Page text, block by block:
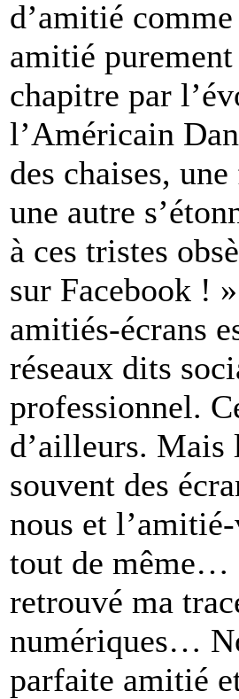
d’amitié
amitié
chapitre par
l’Américain
des chaises,
une autre
à ces tristes
sur Facebook !
amitiés-écrans
réseaux dits
professionnel.
d’ailleurs. Mais
souvent des
nous et
tout de même…
retrouvé ma
numériques…
parfaite amitié